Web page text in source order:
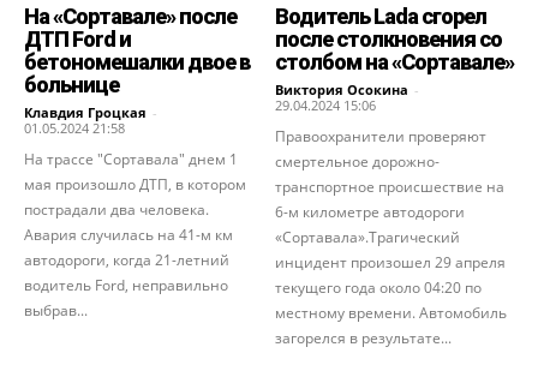
На «Сортавале» после
ДТП Ford и
бетономешалки двое в
больнице
Клавдия Гроцкая -
01.05.2024 21:58
На трассе "Сортавала" днем 1
мая произошло ДТП, в котором
пострадали два человека.
Авария случилась на 41-м км
автодороги, когда 21-летний
водитель Ford, неправильно
выбрав...
Водитель Lada сгорел
после столкновения со
столбом на «Сортавале»
Виктория Осокина -
29.04.2024 15:06
Правоохранители проверяют
смертельное дорожно-
транспортное происшествие на
6-м километре автодороги
«Сортавала».Трагический
инцидент произошел 29 апреля
текущего года около 04:20 по
местному времени. Автомобиль
загорелся в результате...